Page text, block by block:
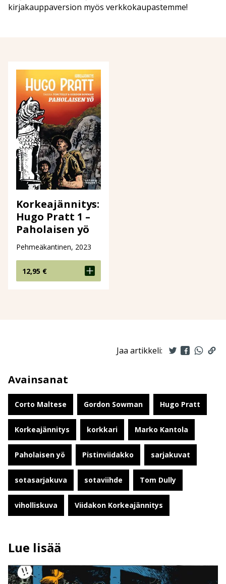
kirjakauppaversion myös verkkokaupastemme!
Korkeajännitys:
Hugo Pratt 1 –
Paholaisen yö
Pehmeäkantinen, 2023
12,95 €
Jaa artikkeli:
Avainsanat
Corto Maltese Gordon Sowman Hugo Pratt
Korkeajännitys korkkari Marko Kantola
Paholaisen yö Pistinviidakko sarjakuvat
sotasarjakuva sotaviihde Tom Dully
viholliskuva Viidakon Korkeajännitys
Lue lisää